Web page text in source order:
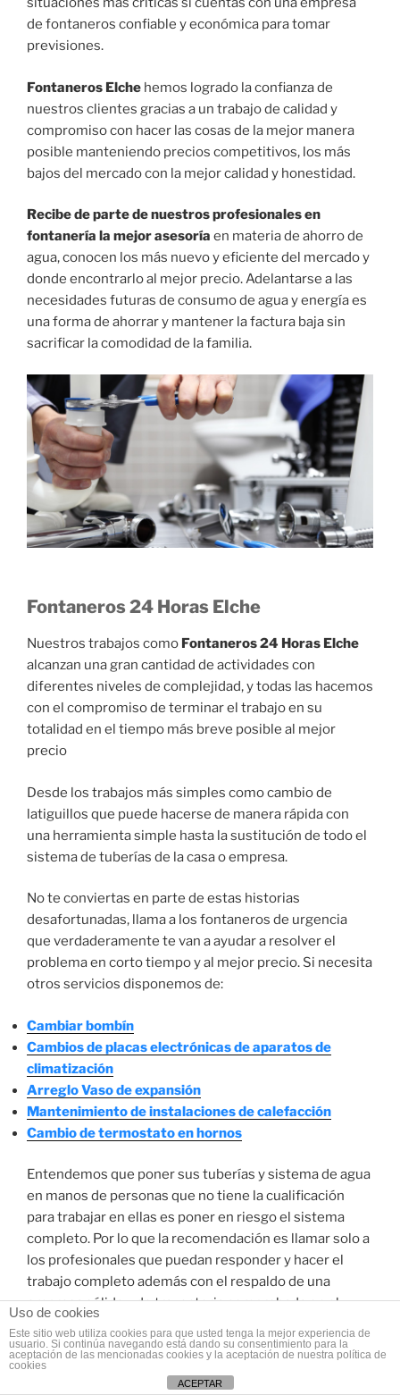
de fontaneros confiable y económica para tomar
previsiones.
Fontaneros Elche hemos logrado la confianza de
nuestros clientes gracias a un trabajo de calidad y
compromiso con hacer las cosas de la mejor manera
posible manteniendo precios competitivos, los más
bajos del mercado con la mejor calidad y honestidad.
Recibe de parte de nuestros profesionales en
fontanería la mejor asesoría en materia de ahorro de
agua, conocen los más nuevo y eficiente del mercado y
donde encontrarlo al mejor precio. Adelantarse a las
necesidades futuras de consumo de agua y energía es
una forma de ahorrar y mantener la factura baja sin
sacrificar la comodidad de la familia.
Fontaneros 24 Horas Elche
Nuestros trabajos como Fontaneros 24 Horas Elche
alcanzan una gran cantidad de actividades con
diferentes niveles de complejidad, y todas las hacemos
con el compromiso de terminar el trabajo en su
totalidad en el tiempo más breve posible al mejor
precio
Desde los trabajos más simples como cambio de
latiguillos que puede hacerse de manera rápida con
una herramienta simple hasta la sustitución de todo el
sistema de tuberías de la casa o empresa.
No te conviertas en parte de estas historias
desafortunadas, llama a los fontaneros de urgencia
que verdaderamente te van a ayudar a resolver el
problema en corto tiempo y al mejor precio. Si necesita
otros servicios disponemos de:
Cambiar bombín
Cambios de placas electrónicas de aparatos de
climatización
Arreglo Vaso de expansión
Mantenimiento de instalaciones de calefacción
Cambio de termostato en hornos
Entendemos que poner sus tuberías y sistema de agua
en manos de personas que no tiene la cualificación
para trabajar en ellas es poner en riesgo el sistema
completo. Por lo que la recomendación es llamar solo a
los profesionales que puedan responder y hacer el
trabajo completo además con el respaldo de una
empresa sólida y de trayectoria comprobada en el
La contratación de una compañía certificada te da la
seguridad y confianza en el resultado final del trabajo
Uso de cookies
Este sitio web utiliza cookies para que usted tenga la mejor experiencia de
usuario. Si continúa navegando está dando su consentimiento para la
aceptación de las mencionadas cookies y la aceptación de nuestra política de
cookies
ACEPTAR